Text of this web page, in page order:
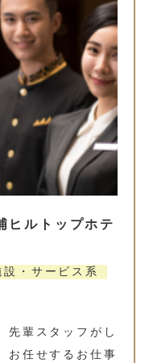
ルトップホテ
設・サービス系
先輩スタッフがし
お任せするお仕事